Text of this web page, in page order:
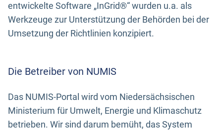
entwickelte Software „InGrid®“ wurden u.a. als
Werkzeuge zur Unterstützung der Behörden bei der
Umsetzung der Richtlinien konzipiert.
Die Betreiber von NUMIS
Das NUMIS-Portal wird vom Niedersächsischen
Ministerium für Umwelt, Energie und Klimaschutz
betrieben. Wir sind darum bemüht, das System